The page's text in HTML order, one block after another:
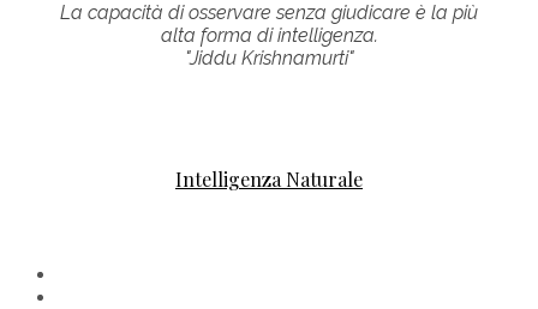
La capacità di osservare senza giudicare è la più
alta forma di intelligenza.
"Jiddu Krishnamurti"
Intelligenza Naturale